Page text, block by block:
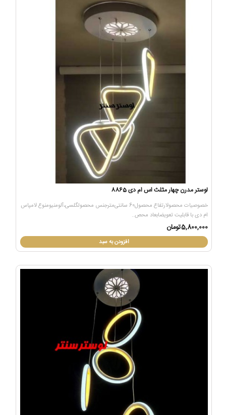
لوستر مدرن چهار مثلث اس ام دی 8865
خصوصیات محصولارتفاع محصول60 سانتی‌مترجنس محصولگلسی،آلومنیومنوع لامپاس
ام دی با قابلیت تعویضابعاد محص..
5,800,000تومان
افزودن به سبد